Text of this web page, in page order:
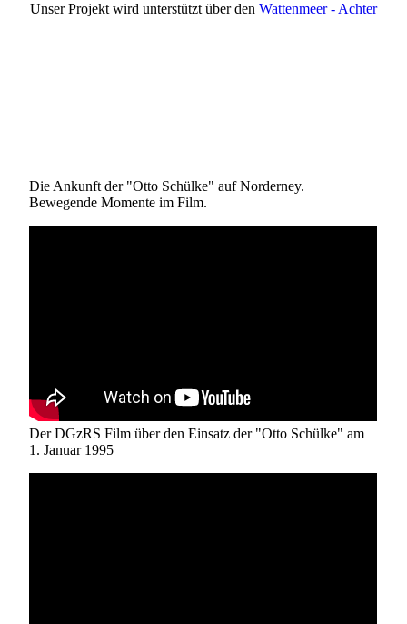
Unser Projekt wird unterstützt über den Wattenmeer - Achter
Die Ankunft der "Otto Schülke" auf Norderney.
Bewegende Momente im Film.
Der DGzRS Film über den Einsatz der "Otto Schülke" am
1. Januar 1995